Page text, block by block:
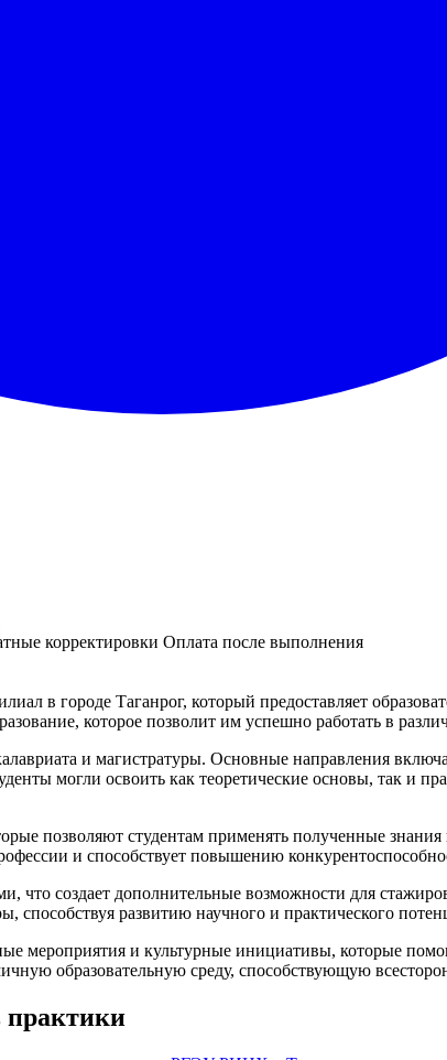
корректировки Оплата после выполнения
в городе Таганрог, который предоставляет
которое позволит им успешно работать в
и магистратуры. Основные направления
могли освоить как теоретические основы, так и
позволяют студентам применять полученные
и способствует повышению
создает дополнительные возможности для
развитию научного и практического
мероприятия и культурные инициативы, которые
образовательную среду, способствующую